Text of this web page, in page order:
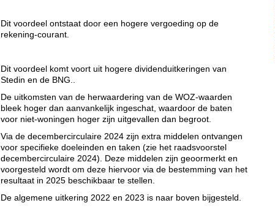
Dit voordeel ontstaat door een hogere vergoeding op de
rekening-courant.
Dit voordeel komt voort uit hogere dividenduitkeringen van
Stedin en de BNG..
De uitkomsten van de herwaardering van de WOZ-waarden
bleek hoger dan aanvankelijk ingeschat, waardoor de baten
voor niet-woningen hoger zijn uitgevallen dan begroot.
Via de decembercirculaire 2024 zijn extra middelen ontvangen
voor specifieke doeleinden en taken (zie het raadsvoorstel
decembercirculaire 2024). Deze middelen zijn geoormerkt en
voorgesteld wordt om deze hiervoor via de bestemming van het
resultaat in 2025 beschikbaar te stellen.
De algemene uitkering 2022 en 2023 is naar boven bijgesteld.